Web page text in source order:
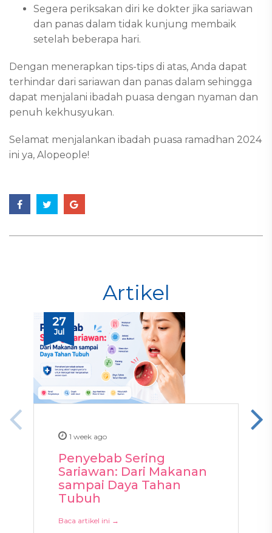
Segera periksakan diri ke dokter jika sariawan
dan panas dalam tidak kunjung membaik
setelah beberapa hari.
Dengan menerapkan tips-tips di atas, Anda dapat
terhindar dari sariawan dan panas dalam sehingga
dapat menjalani ibadah puasa dengan nyaman dan
penuh kekhusyukan.
Selamat menjalankan ibadah puasa ramadhan 2024
ini ya, Alopeople!
Artikel
27
Jul
1 week ago
Penyebab Sering
Sariawan: Dari Makanan
sampai Daya Tahan
Tubuh
Baca artikel ini →